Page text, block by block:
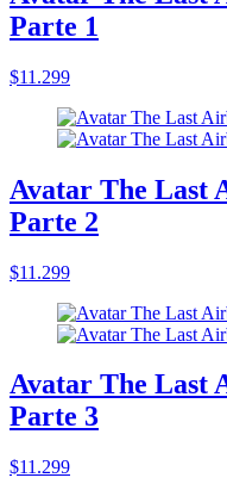
Parte 1
$11.299
Avatar The Last
Parte 2
$11.299
Avatar The Last
Parte 3
$11.299